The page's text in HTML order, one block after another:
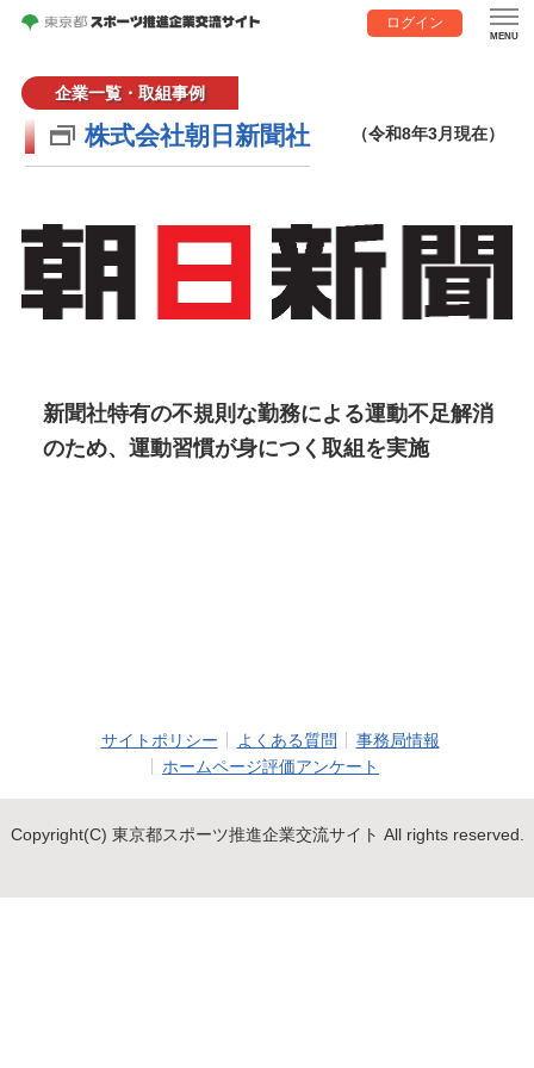
ログイン
企業一覧・取組事例
株式会社朝日新聞社 （令和8年3月現在）
新聞社特有の不規則な勤務による運動不足解消
のため、運動習慣が身につく取組を実施
サイトポリシー よくある質問
事務局情報
ホームページ評価アンケート
Copyright(C) 東京都スポーツ推進企業交流サイト All rights reserved.